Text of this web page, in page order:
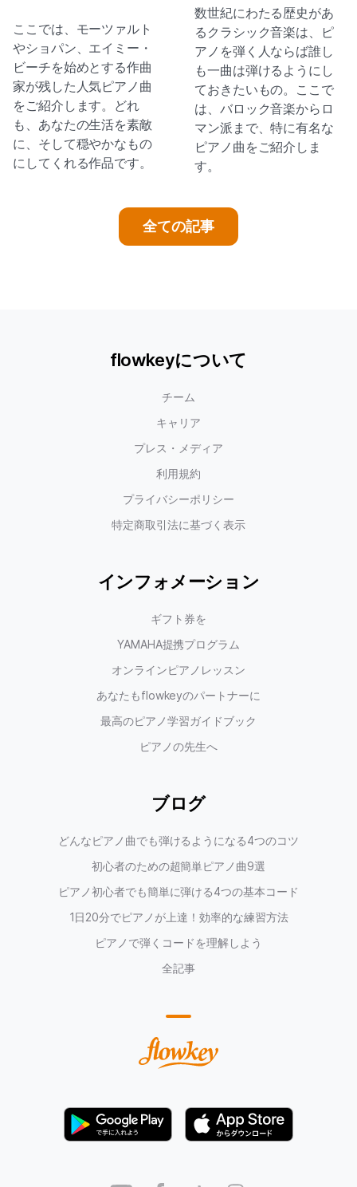
ここでは、モーツァルト
やショパン、エイミー・
ビーチを始めとする作曲
家が残した人気ピアノ曲
をご紹介します。どれ
も、あなたの生活を素敵
に、そして穏やかなもの
にしてくれる作品です。
数世紀にわたる歴史があ
るクラシック音楽は、ピ
アノを弾く人ならば誰し
も一曲は弾けるようにし
ておきたいもの。ここで
は、バロック音楽からロ
マン派まで、特に有名な
ピアノ曲をご紹介しま
す。
全ての記事
flowkeyについて
チーム
キャリア
プレス・メディア
利用規約
プライバシーポリシー
特定商取引法に基づく表示
インフォメーション
ギフト券を
YAMAHA提携プログラム
オンラインピアノレッスン
あなたもflowkeyのパートナーに
最高のピアノ学習ガイドブック
ピアノの先生へ
ブログ
どんなピアノ曲でも弾けるようになる4つのコツ
初心者のための超簡単ピアノ曲9選
ピアノ初心者でも簡単に弾ける4つの基本コード
1日20分でピアノが上達！効率的な練習方法
ピアノで弾くコードを理解しよう
全記事